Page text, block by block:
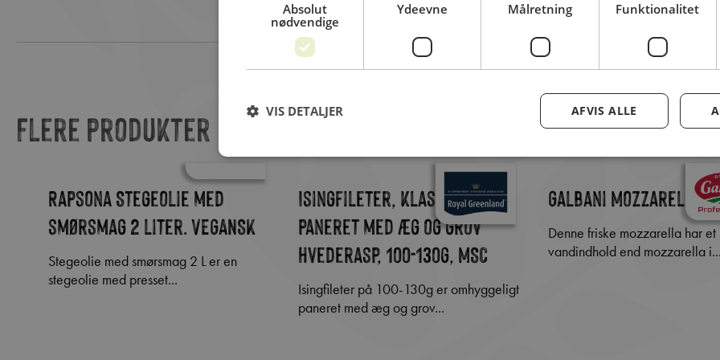
Flere produkter
Rapsona Stegeolie med
smørsmag 2 liter. VEGANSK
Stegeolie med smørsmag 2 L er en
stegeolie med presset...
Isingfileter, klassisk
paneret med æg og grov
hvederasp, 100-130g, MSC
Isingfileter på 100-130g er omhyggeligt
paneret med æg og grov...
Galbani Mozzarella i
Denne friske mozzarella har et lavere
vandindhold end mozzarella i...
Absolut
nødvendige
Ydeevne Målretning Funktionalitet
AFVIS ALLE
VIS DETALJER